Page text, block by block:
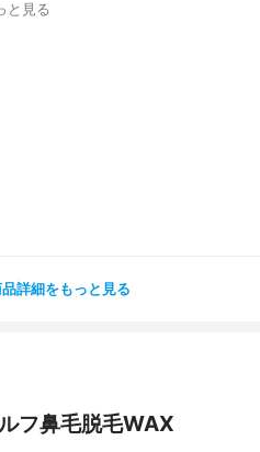
*
と見る
詳細をもっと見る
フ鼻毛脱毛WAX